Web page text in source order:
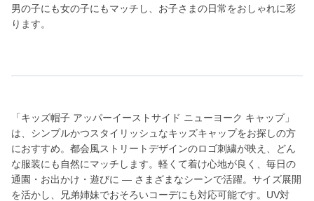
男の子にも女の子にもマッチし、お子さまの日常をおしゃれに彩
ります。
「キッズ帽子 アッパーイーストサイド ニューヨーク キャップ」
は、シンプルかつスタイリッシュなキッズキャップをお探しの方
におすすめ。都会風ストリートデザインのロゴ刺繍が映え、どん
な服装にも自然にマッチします。軽くて着け心地が良く、毎日の
通園・お出かけ・遊びに ― さまざまなシーンで活躍。サイズ展開
を活かし、兄弟姉妹でおそろいコーデにも対応可能です。UV対